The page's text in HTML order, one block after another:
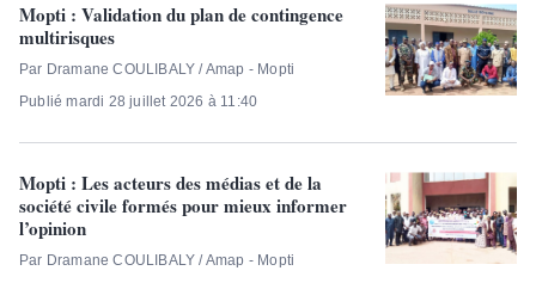
Mopti : Validation du plan de contingence
multirisques
Par Dramane COULIBALY / Amap - Mopti
Publié mardi 28 juillet 2026 à 11:40
Mopti : Les acteurs des médias et de la
société civile formés pour mieux informer
l’opinion
Par Dramane COULIBALY / Amap - Mopti